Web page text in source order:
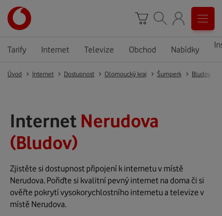
Tarify Internet Televize Obchod Nabídky
Úvod Internet Dostupnost Olomoucký kraj Šumperk Bludov
Internet Nerudova
(Bludov)
Zjistěte si dostupnost připojení k internetu v místě
Nerudova. Pořiďte si kvalitní pevný internet na doma či si
ověřte pokrytí vysokorychlostního internetu a televize v
místě Nerudova.